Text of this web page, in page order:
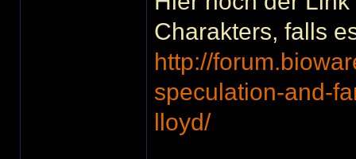
Charakters, falls
http://
speculation-and-
lloyd/